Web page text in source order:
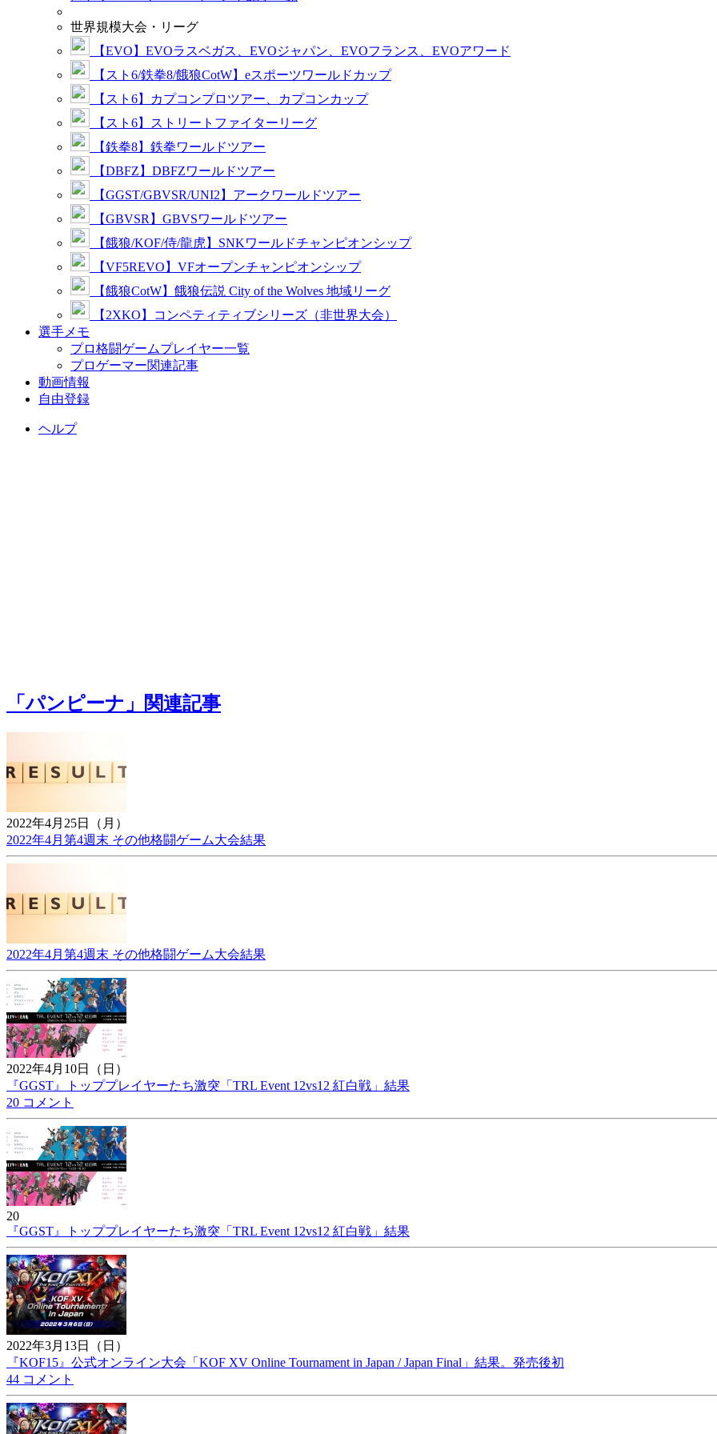
世界規模大会・リーグ
【EVO】EVOラスベガス、EVOジャパン、EVOフランス、EVOアワード
【スト6/鉄拳8/餓狼CotW】eスポーツワールドカップ
【スト6】カプコンプロツアー、カプコンカップ
【スト6】ストリートファイターリーグ
【鉄拳8】鉄拳ワールドツアー
【DBFZ】DBFZワールドツアー
【GGST/GBVSR/UNI2】アークワールドツアー
【GBVSR】GBVSワールドツアー
【餓狼/KOF/侍/龍虎】SNKワールドチャンピオンシップ
【VF5REVO】VFオープンチャンピオンシップ
【餓狼CotW】餓狼伝説 City of the Wolves 地域リーグ
【2XKO】コンペティティブシリーズ（非世界大会）
選手メモ
プロ格闘ゲームプレイヤー一覧
プロゲーマー関連記事
動画情報
自由登録
ヘルプ
「パンピーナ」関連記事
2022年4月25日（月）
2022年4月第4週末 その他格闘ゲーム大会結果
2022年4月第4週末 その他格闘ゲーム大会結果
2022年4月10日（日）
『GGST』トッププレイヤーたち激突「TRL Event 12vs12 紅白戦」結果
20 コメント
20
『GGST』トッププレイヤーたち激突「TRL Event 12vs12 紅白戦」結果
2022年3月13日（日）
『KOF15』公式オンライン大会「KOF XV Online Tournament in Japan / Japan Final」結果。発売後初
44 コメント